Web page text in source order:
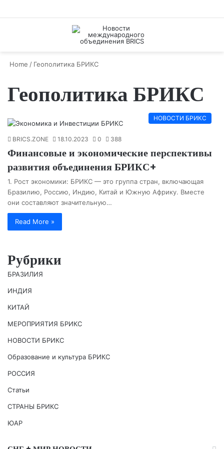
Home / Геополитика БРИКС
Геополитика БРИКС
НОВОСТИ БРИКС
BRICS.ZONE 18.10.2023 0 388
Финансовые и экономические перспективы
развития объединения БРИКС+
1. Рост экономики: БРИКС — это группа стран, включающая
Бразилию, Россию, Индию, Китай и Южную Африку. Вместе
они составляют значительную…
Read More »
Рубрики
БРАЗИЛИЯ
ИНДИЯ
КИТАЙ
МЕРОПРИЯТИЯ БРИКС
НОВОСТИ БРИКС
Образование и культура БРИКС
РОССИЯ
Статьи
СТРАНЫ БРИКС
ЮАР